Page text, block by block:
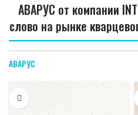
АВАРУС от компании
слово на рынке
АВАРУС